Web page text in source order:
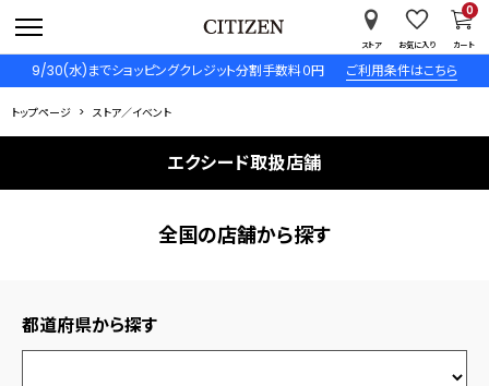
9/30(水)までショッピングクレジット分割手数料０円 ご利用条件はこちら
ストア お気に入り カート
0
トップページ ストア／イベント
エクシード取扱店舗
全国の店舗から探す
都道府県から探す